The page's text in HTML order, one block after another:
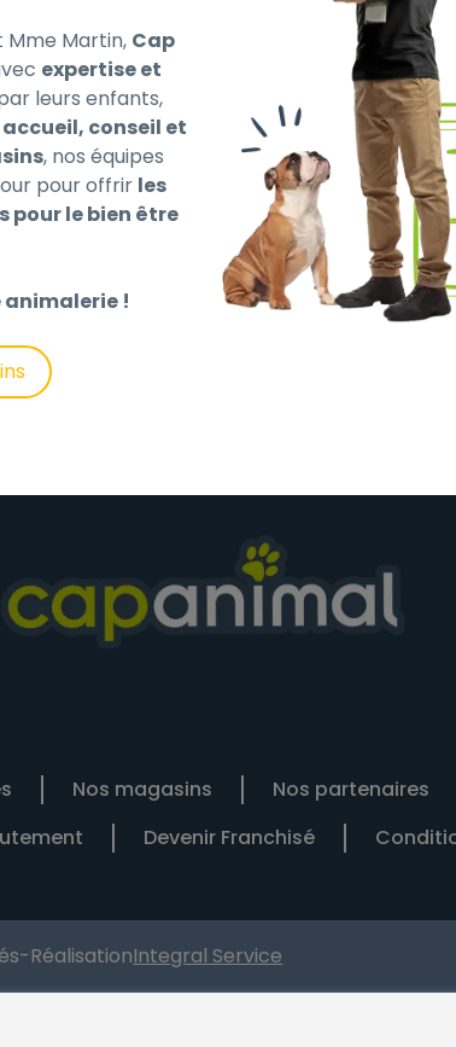
chiens adultes contenant 71% de viande,
poumon de boeuf, 10 % agneau (poumon
0,1 % huile de lin, poudre de coquilles
Nos magasins Nos partenaires
Devenir Franchisé
-RéalisationIntegral Service
Mme Martin, Cap
expertise et
leurs enfants,
accueil, conseil et
, nos équipes
pour offrir les
pour le bien être
animalerie !